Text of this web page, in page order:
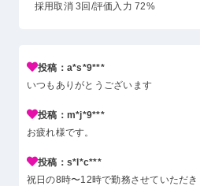
採用取消 3回 /評価入力 72%
投稿：a*s*9***
いつもありがとうございます
投稿：m*j*9***
お疲れ様です。
投稿：s*l*c***
祝日の8時〜12時で勤務させていただ